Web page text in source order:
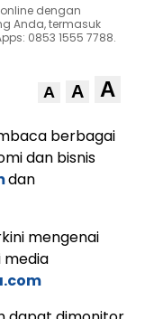
dengan
Anda, termasuk
0853 1555 7788.
A A A
berbagai
dan bisnis
dan
mengenai
media